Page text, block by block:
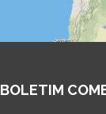
BOLETIM